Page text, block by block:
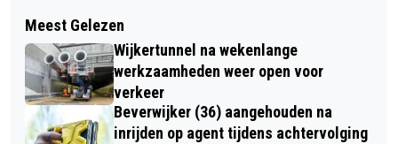
VERADEMING: “ZUURSTOF
(BIJ)TANKEN IN WAT LIJKT OP EEN
ECHTE HYPERBARE RUIMTECAPSULE”
LAURENS TEN DAM OPENT
TULPENKAASMARKT ALKMAAR
Meest Gelezen
Wijkertunnel na wekenlange
werkzaamheden weer open voor
verkeer
Beverwijker (36) aangehouden na
inrijden op agent tijdens achtervolging